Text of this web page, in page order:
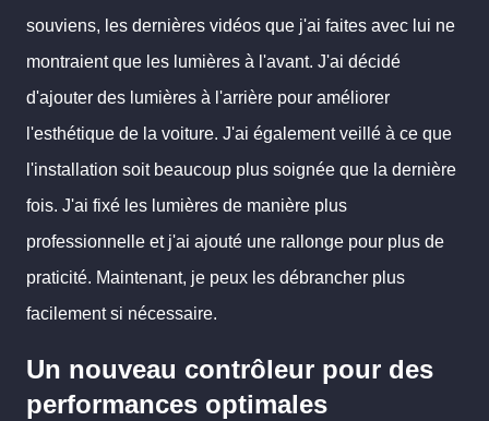
souviens, les dernières vidéos que j'ai faites avec lui ne
montraient que les lumières à l'avant. J'ai décidé
d'ajouter des lumières à l'arrière pour améliorer
l'esthétique de la voiture. J'ai également veillé à ce que
l'installation soit beaucoup plus soignée que la dernière
fois. J'ai fixé les lumières de manière plus
professionnelle et j'ai ajouté une rallonge pour plus de
praticité. Maintenant, je peux les débrancher plus
facilement si nécessaire.
Un nouveau contrôleur pour des
performances optimales